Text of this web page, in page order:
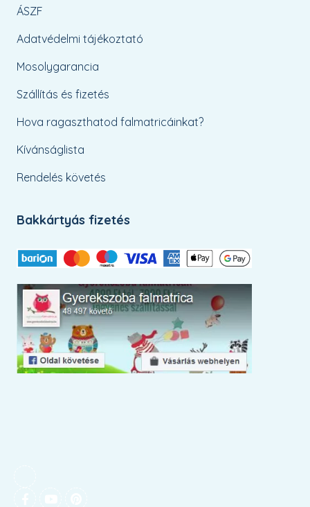
ÁSZF
Adatvédelmi tájékoztató
Mosolygarancia
Szállítás és fizetés
Hova ragaszthatod falmatricáinkat?
Kívánságlista
Rendelés követés
Bakkártyás fizetés